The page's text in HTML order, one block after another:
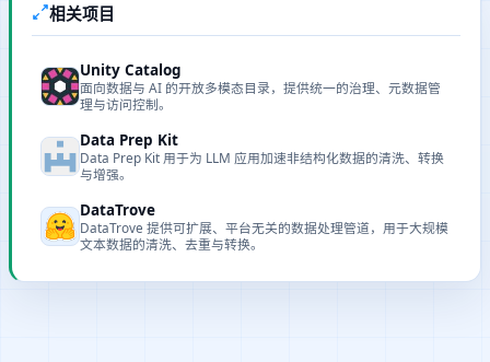
相关项目
Unity Catalog
面向数据与 AI 的开放多模态目录，提供统一的治理、元数据管
理与访问控制。
Data Prep Kit
Data Prep Kit 用于为 LLM 应用加速非结构化数据的清洗、转换
与增强。
DataTrove
DataTrove 提供可扩展、平台无关的数据处理管道，用于大规模
文本数据的清洗、去重与转换。